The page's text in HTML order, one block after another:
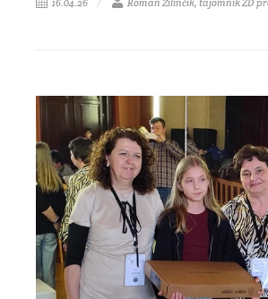
16.04.26 Roman Žilinčík, tajomník ZD